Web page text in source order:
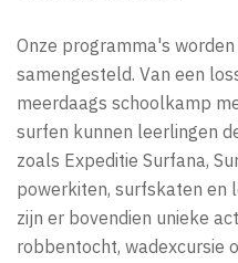
Onze programma's
samengesteld. Van een
meerdaags schoolkamp
surfen kunnen leerlingen
zoals Expeditie Surfana,
powerkiten, surfskaten en
zijn er bovendien unieke
robbentocht, wadexcursie